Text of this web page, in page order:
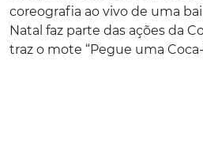
coreografia ao vivo de uma
Natal faz parte das ações da
traz o mote “Pegue uma